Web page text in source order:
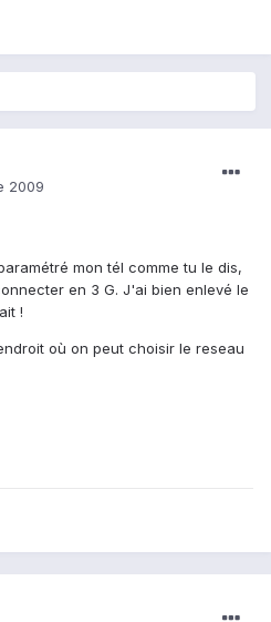
2009
mon tél comme tu le dis,
en 3 G. J'ai bien enlevé le
!
où on peut choisir le reseau